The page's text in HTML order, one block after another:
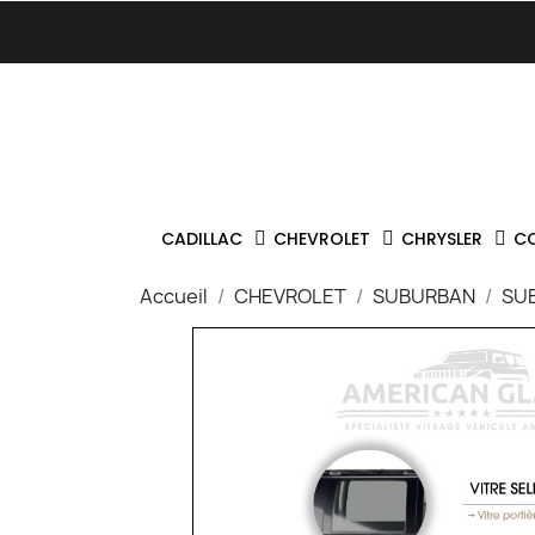
CADILLAC CHEVROLET CHRYSLER
Accueil CHEVROLET SUBURBAN